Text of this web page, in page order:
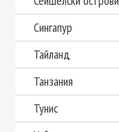
Сингапур
Тайланд
Танзания
Тунис